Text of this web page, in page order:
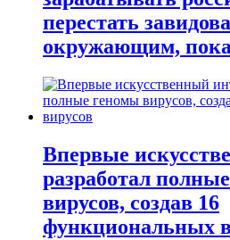
перестать
окружающим,
Впервые
разработал
вирусов, создав 16
функциональных